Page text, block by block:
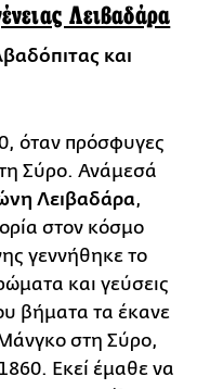
Λειβαδάρα
και
όταν πρόσφυγες
Σύρο. Ανάμεσά
Λειβαδάρα,
στον κόσμο
γεννήθηκε το
και γεύσεις
βήματα τα έκανε
στη Σύρο,
Εκεί έμαθε να